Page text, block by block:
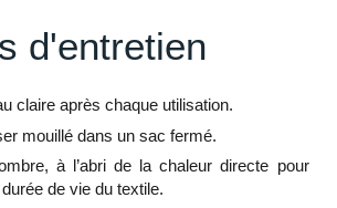
d'entretien
claire après chaque utilisation.
mouillé dans un sac fermé.
à l’abri de la chaleur directe pour
de vie du textile.